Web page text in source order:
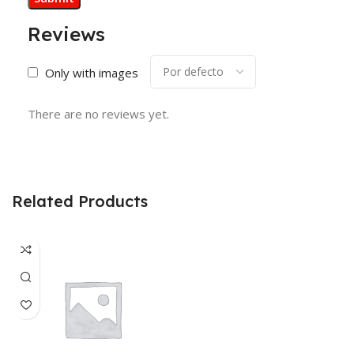
Reviews
Only with images
There are no reviews yet.
Related Products